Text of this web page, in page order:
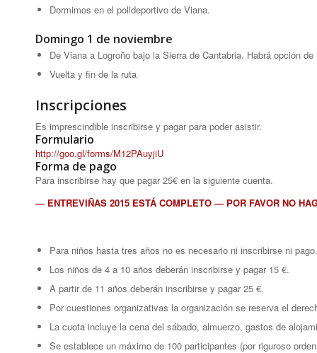
Dormimos en el polideportivo de Viana.
Domingo 1 de noviembre
De Viana a Logroño bajo la Sierra de Cantabria. Habrá opción
Vuelta y fin de la ruta
Inscripciones
Es imprescindible inscribirse y pagar para poder asistir.
Formulario
http://goo.gl/forms/M12PAuyjiU
Forma de pago
Para inscribirse hay que pagar 25€ en la siguiente cuenta.
— ENTREVIÑAS 2015 ESTÁ COMPLETO — POR FAVOR NO
Para niños hasta tres años no es necesario ni inscribirse ni pago.
Los niños de 4 a 10 años deberán inscribirse y pagar 15 €.
A partir de 11 años deberán inscribirse y pagar 25 €.
Por cuestiones organizativas la organización se reserva el
La cuota incluye la cena del sábado, almuerzo, gastos de
Se establece un máximo de 100 participantes (por riguroso